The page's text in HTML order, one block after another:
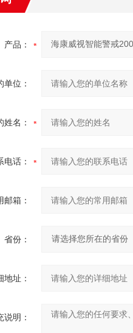
产品：
单位：
姓名：
电话：
邮箱：
省份：
地址：
说明：